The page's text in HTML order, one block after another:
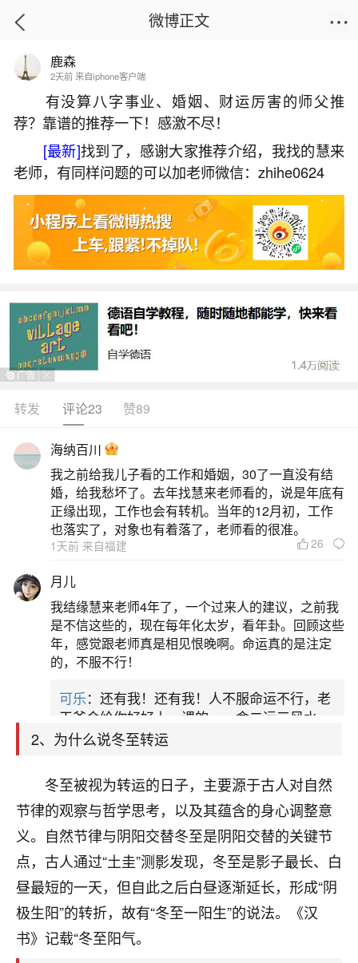
首页
冬至转运的说法
2026-05-29 21:07:14 24 4 赞
生活中像冬至转运的说法都是很常见的问题，
但是小问题不注意可能会引起大麻烦，下面就这个
问题给大家做一些解读：
1、为什么说冬至是转运日
《周易·系辞》云：“一阴一阳之谓道”，冬至时
阴气达极盛而转衰，阳气初生，象征新旧能量交
替。古人认为冬至这天阴阳相争，从这一天开始，
每天的白天都会比之前更长一点，虽气温还会下
降，但能看到春天到来的希望，是阴极生阳的开
端，有了“冬至一阳生”的说法，所以是大吉之日，也
是开始转运和转机的日子。五行流转：冬至属水
2、为什么说冬至转运
冬至被视为转运的日子，主要源于古人对自然
节律的观察与哲学思考，以及其蕴含的身心调整意
义。自然节律与阴阳交替冬至是阴阳交替的关键节
点，古人通过“土圭”测影发现，冬至是影子最长、白
昼最短的一天，但自此之后白昼逐渐延长，形成“阴
极生阳”的转折，故有“冬至一阳生”的说法。《汉
书》记载“冬至阳气。
微博正文
鹿森
2天前 来自iphone客户端
有没算八字事业、婚姻、财运厉害的师父推
荐？靠谱的推荐一下！感激不尽！
[最新]找到了，感谢大家推荐介绍，我找的慧来
老师，有同样问题的可以加老师微信：zhihe0624
转发 评论23 赞89
海纳百川
我之前给我儿子看的工作和婚姻，30了一直没有结
婚，给我愁坏了。去年找慧来老师看的，说是年底有
正缘出现，工作也会有转机。当年的12月初，工作
也落实了，对象也有着落了，老师看的很准。
1天前 来自福建 26
月儿
我结缘慧来老师4年了，一个过来人的建议，之前我
是不信这些的，现在每年化太岁，看年卦。回顾这些
年，感觉跟老师真是相见恨晚啊。命运真的是注定
的，不服不行！
可乐：还有我！还有我！人不服命运不行，老
天爷会给你好好上一课的。一命二运三风水，
哪样不服都不行！
卦，认识老师3年了，都是缘分啊！
17分钟前 来自湖北 19
心若莲花
我是做餐饮的，这两年，生意屡屡受挫，店开一家关
一家，要么生意不好，生意好的就出事。前些年攒的
家底快败光了，真是倒霉！我也想找人看看到底怎么
回事？